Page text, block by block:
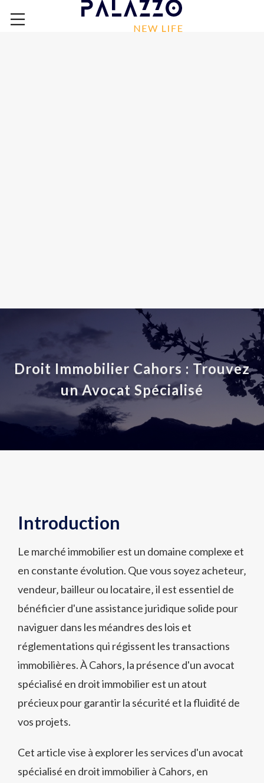
Droit Immobilier Cahors : Trouvez
un Avocat Spécialisé
Introduction
Le marché immobilier est un domaine complexe et
en constante évolution. Que vous soyez acheteur‚
vendeur‚ bailleur ou locataire‚ il est essentiel de
bénéficier d'une assistance juridique solide pour
naviguer dans les méandres des lois et
réglementations qui régissent les transactions
immobilières. À Cahors‚ la présence d'un avocat
spécialisé en droit immobilier est un atout
précieux pour garantir la sécurité et la fluidité de
vos projets.
Cet article vise à explorer les services d'un avocat
spécialisé en droit immobilier à Cahors‚ en